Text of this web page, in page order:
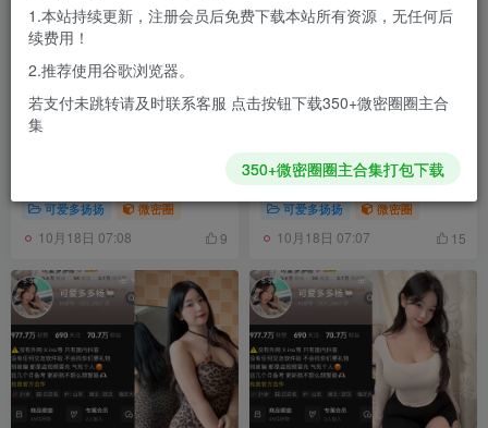
2024.9.21
可爱多扬扬 微密圈
10月18日 07:08 9
抖音 可爱多扬扬 铁粉空间
NO.003期 【72P】
可爱多扬扬 微密圈
10月18日 07:07 15
1.本站持续更新，注册会员后免费下载本站所有资源，无任何后
续费用！
2.推荐使用谷歌浏览器。
若支付未跳转请及时联系客服 点击按钮下载350+微密圈圈主合
集
350+微密圈圈主合集打包下载